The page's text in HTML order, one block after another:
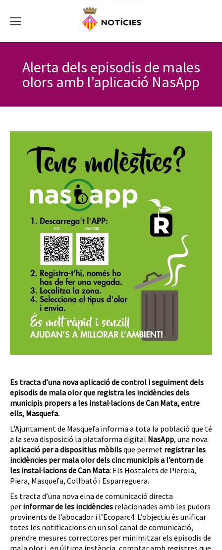
Alerta dels episodis de males
olors amb l’aplicació NasApp
Es tracta d’una nova aplicació de control i seguiment dels
episodis de mala olor que registra les incidències dels
municipis propers a les instal·lacions de Can Mata, entre
ells, Masquefa.
L’Ajuntament de Masquefa informa a tota la població que té
a la seva disposició la plataforma digital NasApp, una nova
aplicació per a dispositius mòbilsque permet registrar les
incidències per mala olor dels cinc municipis a l’entorn de
les instal·lacions de Can Mata: Els Hostalets de Pierola,
Piera, Masquefa, Collbató i Esparreguera.
Es tracta d’una nova eina de comunicació directa
per informar de les incidències relacionades amb les pudors
provinents de l’abocador i l’Ecoparc4. L’objectiu és unificar
totes les notificacions en un sol canal de comunicació,
prendre mesures correctores per minimitzar els episodis de
mala olor i, en última instància, comptar amb registres que